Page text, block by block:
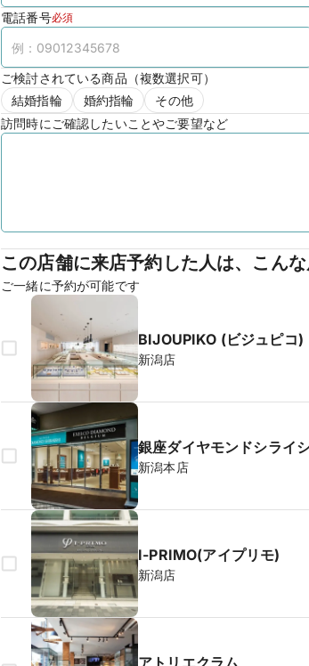
電話番号必須
ご検討されている商品（複数選択可）
結婚指輪
婚約指輪
その他
訪問時にご確認したいことやご要望など
この店舗に来店予約した人は、こん
ご一緒に予約が可能です
BIJOUPIKO (ビジュピコ)
新潟店
銀座ダイヤモンドシライ
新潟本店
I-PRIMO(アイプリモ)
新潟店
アトリエクラム